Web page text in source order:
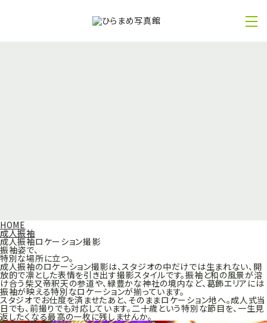
HOME
成人振袖
成人振袖ロケーション撮影
振袖姿で、
特別な場所に立つ。
成人振袖のロケーション撮影は、スタジオの中だけでは生まれない、開
放的で凛とした表情を引き出す撮影スタイルです。振袖と和の風景が溶
け合う柴又帝釈天の参道や、緑豊かな神社の境内など、葛飾エリアには
振袖が映える特別なロケーションが揃っています。
スタジオでお仕度を済ませたあと、そのままロケーション地へ。成人式当
日でも、前撮りでも対応しています。二十歳という特別な節目を、一生見
返したくなる最高の一枚に残しませんか。